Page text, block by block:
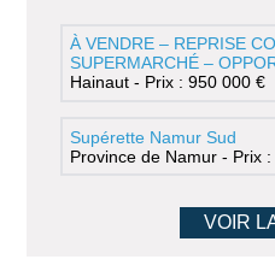
À VENDRE – REPRISE
SUPERMARCHÉ –
Hainaut - Prix : 950 000 €
Supérette Namur Sud
Province de Namur - Prix
VOIR